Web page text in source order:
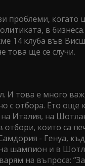
проблеми, когато
в
14 клуба във
това ще се случи.
И това е много
с отбора. Ето още
Италия, на
които са
- Генуа,
шампион и в
на въпроса: